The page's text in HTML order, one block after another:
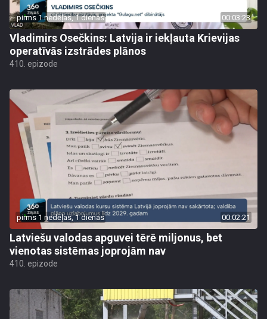
pirms 1 nedēļas, 1 dienas 00:03:23
Vladimirs Osečkins: Latvija ir iekļauta Krievijas
operatīvās izstrādes plānos
410. epizode
pirms 1 nedēļas, 1 dienas 00:02:21
Latviešu valodas apguvei tērē miljonus, bet
vienotas sistēmas joprojām nav
410. epizode